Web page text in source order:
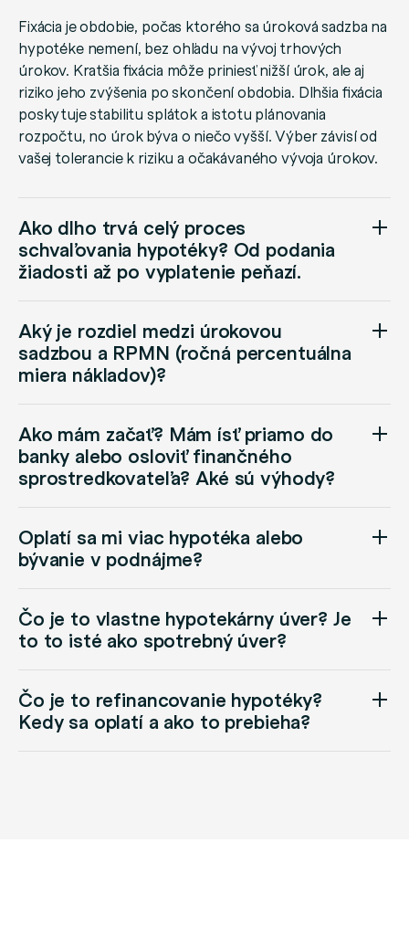
Fixácia je obdobie, počas ktorého sa úroková sadzba na
hypotéke nemení, bez ohľadu na vývoj trhových
úrokov. Kratšia fixácia môže priniesť nižší úrok, ale aj
riziko jeho zvýšenia po skončení obdobia. Dlhšia fixácia
poskytuje stabilitu splátok a istotu plánovania
rozpočtu, no úrok býva o niečo vyšší. Výber závisí od
vašej tolerancie k riziku a očakávaného vývoja úrokov.
Ako dlho trvá celý proces
schvaľovania hypotéky? Od podania
žiadosti až po vyplatenie peňazí.
Aký je rozdiel medzi úrokovou
sadzbou a RPMN (ročná percentuálna
miera nákladov)?
Ako mám začať? Mám ísť priamo do
banky alebo osloviť finančného
sprostredkovateľa? Aké sú výhody?
Oplatí sa mi viac hypotéka alebo
bývanie v podnájme?
Čo je to vlastne hypotekárny úver? Je
to to isté ako spotrebný úver?
Čo je to refinancovanie hypotéky?
Kedy sa oplatí a ako to prebieha?